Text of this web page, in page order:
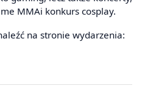
MMAi konkurs cosplay.
na stronie wydarzenia: